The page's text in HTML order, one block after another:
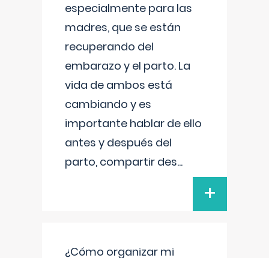
especialmente para las
madres, que se están
recuperando del
embarazo y el parto. La
vida de ambos está
cambiando y es
importante hablar de ello
antes y después del
parto, compartir des...
+
¿Cómo organizar mi